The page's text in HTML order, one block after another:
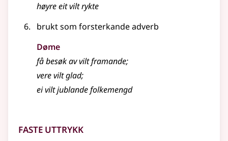
høyre eit vilt rykte
brukt som forsterkande adverb
Døme
få besøk av vilt framande;
vere vilt glad;
ei vilt jublande folkemengd
Faste uttrykk